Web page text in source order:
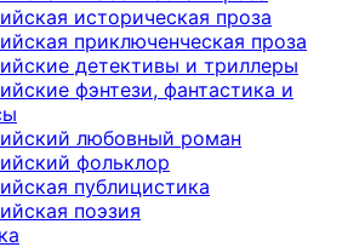
историческая проза
приключенческая проза
детективы и триллеры
фэнтези, фантастика и
любовный роман
фольклор
публицистика
поэзия